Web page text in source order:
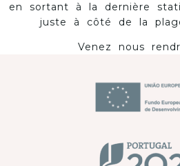
en sortant à la dernière
juste à côté de la
Venez nous